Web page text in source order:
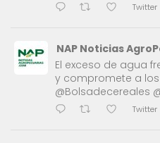
Twitter
NAP Noticias
El exceso de agua
y compromete a
@Bolsadecereales
Twitter